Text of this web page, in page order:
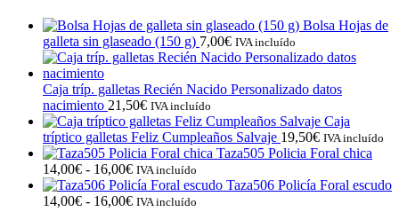
Bolsa Hojas de
galleta sin glaseado (150 g) 7,00€ IVA incluído
Caja tríp. galletas Recién Nacido Personalizado datos
nacimiento 21,50€ IVA incluído
Caja
tríptico galletas Feliz Cumpleaños Salvaje 19,50€ IVA incluído
Taza505 Policia Foral chica
14,00€ - 16,00€Rango
de
precios:
IVA incluído
Taza506 Policía Foral escudo
14,00€ - 16,00€Rango
IVA incluído